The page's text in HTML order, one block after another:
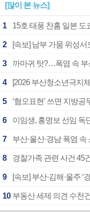
[많이 본 뉴스]
1 15호 태풍 찬홈 일본
2 [속보] 남부 가뭄 위성
3 까마귀 탓?…폭염 속 부
4
5 ‘혐오표현’ 쓰면 지방
6 이임생, 홍명보 선임
7 부산·울산·경남 폭염
8 경찰가족 관련 사건 45
9 [속보] 부산·김해·울주
10 부동산 세제 의견 수천